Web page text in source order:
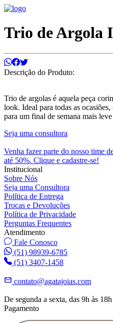
Trio de Argola
Descrição do Produto:
Trio de argolas é aquela peça
look. Ideal para todas as
para um final de semana mais
Seja uma consultora
Venha fazer parte do nosso time
até 50%. Clique e cadastre-se!
Institucional
Sobre Nós
Seja uma Consultora
Política de Entrega
Trocas e Devoluções
Política de Privacidade
Perguntas Frequentes
Atendimento
Fale Conosco
(51) 98939-6785
(51) 3407-1458
contato@agatajoias.com
De segunda a sexta, das 9h às 18h
Pagamento